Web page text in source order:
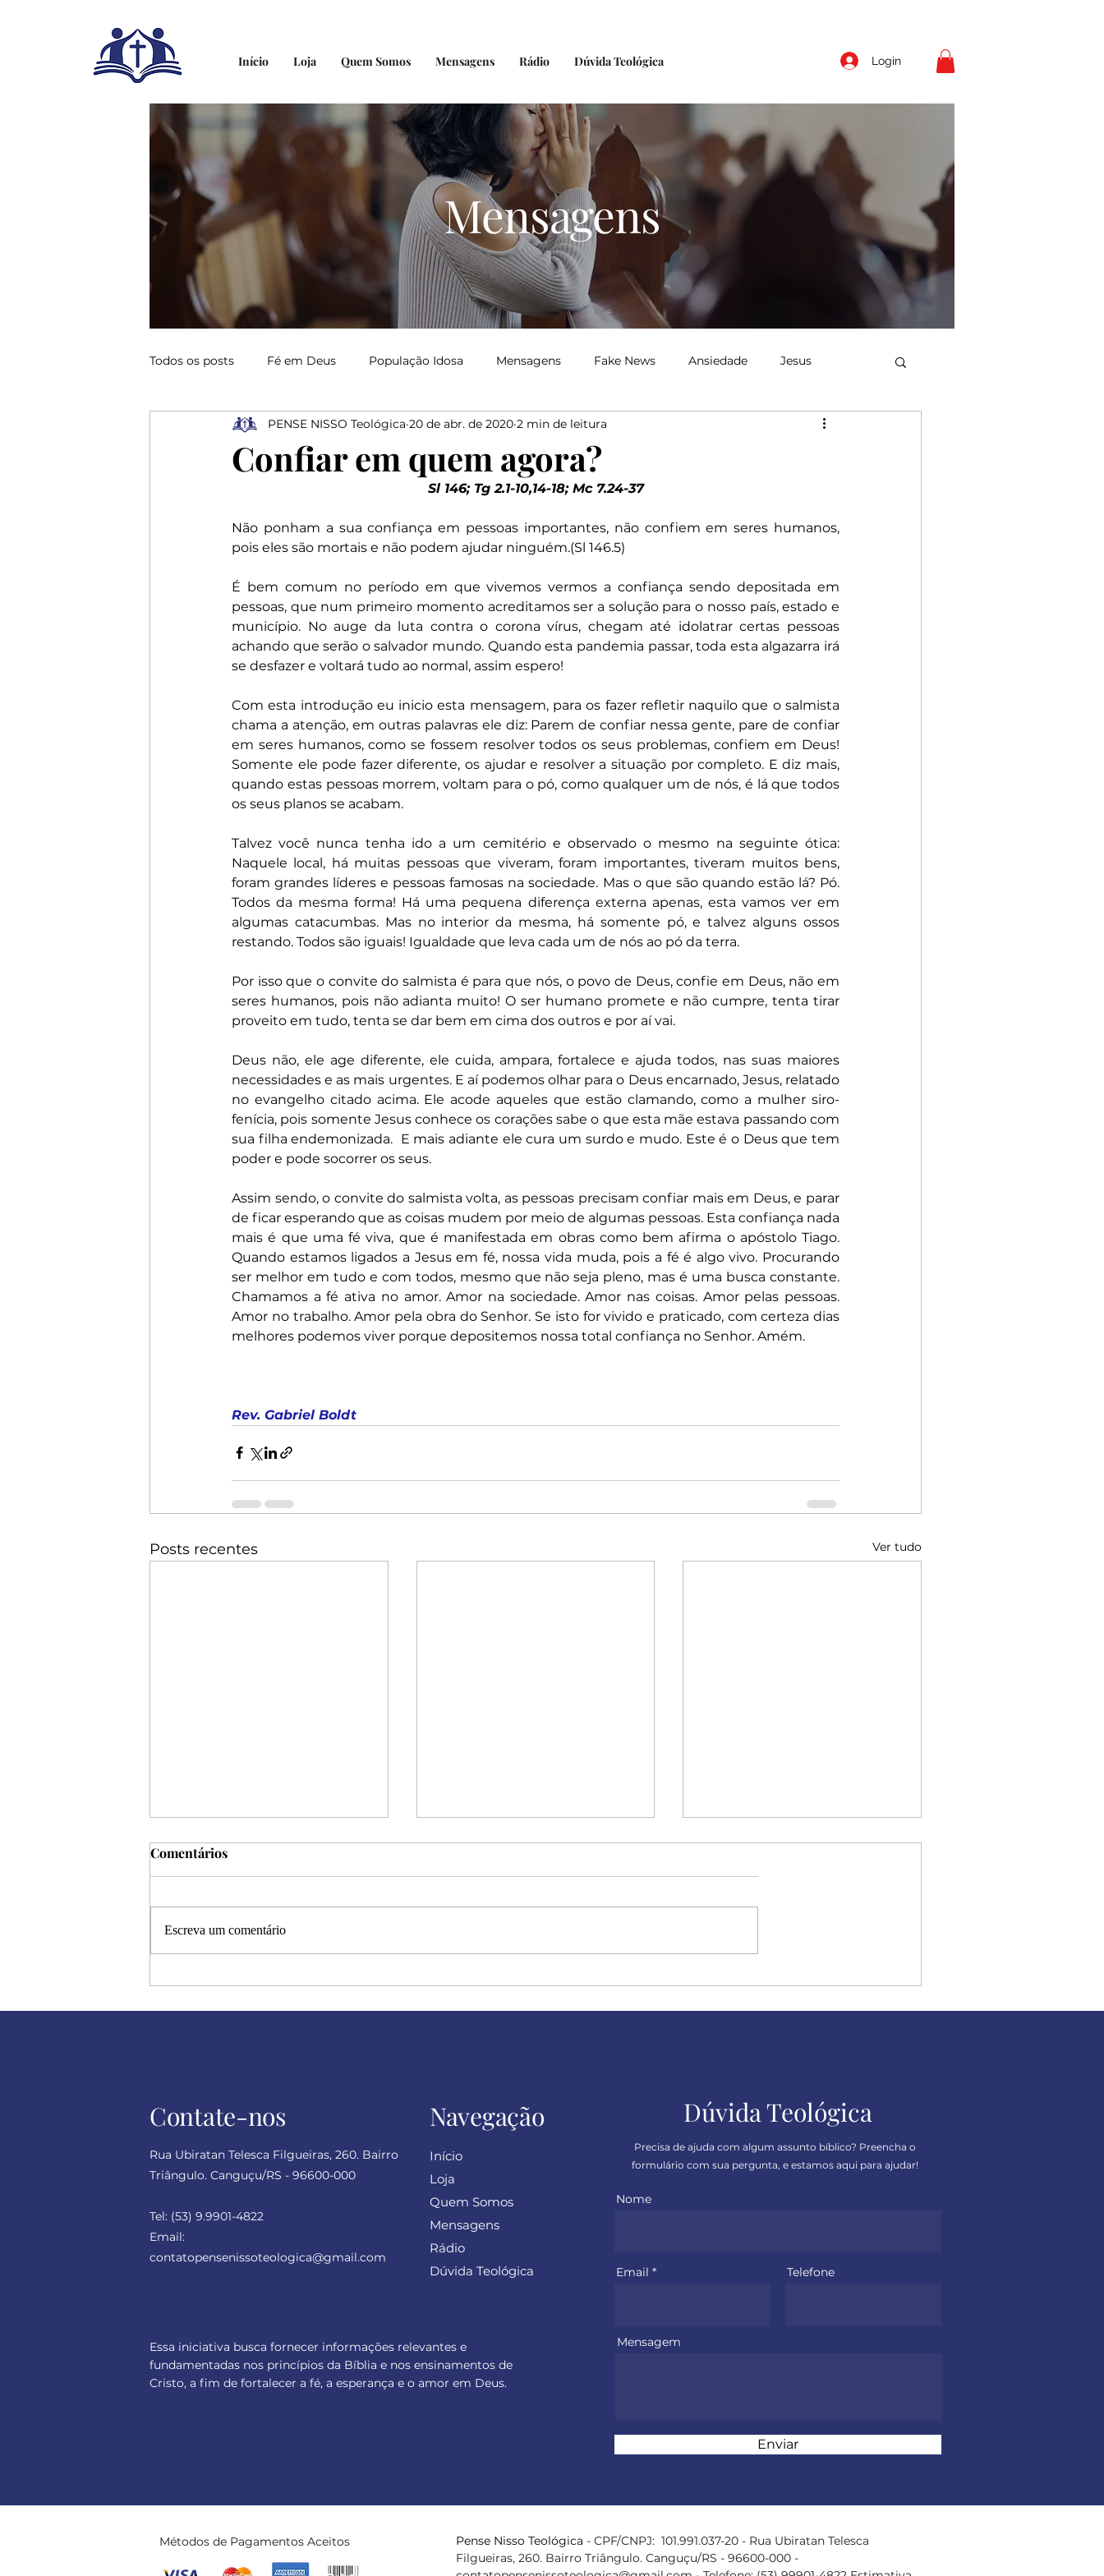
Início Loja Quem Somos Mensagens Rádio Dúvida Teológica Login
Mensagens
Todos os posts Fé em Deus População Idosa Mensagens Fake News Ansiedade Jesus
Ressurreição Depressão Elias Medo Bondade Salmista
Dizer Salomão Proverbios
Confiar em quem agora?
PENSE NISSO Teológica 20 de abr. de 2020 2 min de leitura
Sl 146; Tg 2.1-10,14-18; Mc 7.24-37
Não ponham a sua confiança em pessoas importantes, não confiem em seres humanos,
pois eles são mortais e não podem ajudar ninguém.(Sl 146.5)
É bem comum no período em que vivemos vermos a confiança sendo depositada em
pessoas, que num primeiro momento acreditamos ser a solução para o nosso país, estado e
município. No auge da luta contra o corona vírus, chegam até idolatrar certas pessoas
achando que serão o salvador mundo. Quando esta pandemia passar, toda esta algazarra irá
se desfazer e voltará tudo ao normal, assim espero!
Com esta introdução eu inicio esta mensagem, para os fazer refletir naquilo que o salmista
chama a atenção, em outras palavras ele diz: Parem de confiar nessa gente, pare de confiar
em seres humanos, como se fossem resolver todos os seus problemas, confiem em Deus!
Somente ele pode fazer diferente, os ajudar e resolver a situação por completo. E diz mais,
quando estas pessoas morrem, voltam para o pó, como qualquer um de nós, é lá que todos
os seus planos se acabam.
Talvez você nunca tenha ido a um cemitério e observado o mesmo na seguinte ótica:
Naquele local, há muitas pessoas que viveram, foram importantes, tiveram muitos bens,
foram grandes líderes e pessoas famosas na sociedade. Mas o que são quando estão lá? Pó.
Todos da mesma forma! Há uma pequena diferença externa apenas, esta vamos ver em
algumas catacumbas. Mas no interior da mesma, há somente pó, e talvez alguns ossos
restando. Todos são iguais! Igualdade que leva cada um de nós ao pó da terra.
Por isso que o convite do salmista é para que nós, o povo de Deus, confie em Deus, não em
seres humanos, pois não adianta muito! O ser humano promete e não cumpre, tenta tirar
proveito em tudo, tenta se dar bem em cima dos outros e por aí vai.
Deus não, ele age diferente, ele cuida, ampara, fortalece e ajuda todos, nas suas maiores
necessidades e as mais urgentes. E aí podemos olhar para o Deus encarnado, Jesus, relatado
no evangelho citado acima. Ele acode aqueles que estão clamando, como a mulher siro-
fenícia, pois somente Jesus conhece os corações sabe o que esta mãe estava passando com
sua filha endemonizada.  E mais adiante ele cura um surdo e mudo. Este é o Deus que tem
poder e pode socorrer os seus.
Assim sendo, o convite do salmista volta, as pessoas precisam confiar mais em Deus, e parar
de ficar esperando que as coisas mudem por meio de algumas pessoas. Esta confiança nada
mais é que uma fé viva, que é manifestada em obras como bem afirma o apóstolo Tiago.
Quando estamos ligados a Jesus em fé, nossa vida muda, pois a fé é algo vivo. Procurando
ser melhor em tudo e com todos, mesmo que não seja pleno, mas é uma busca constante.
Chamamos a fé ativa no amor. Amor na sociedade. Amor nas coisas. Amor pelas pessoas.
Amor no trabalho. Amor pela obra do Senhor. Se isto for vivido e praticado, com certeza dias
melhores podemos viver porque depositemos nossa total confiança no Senhor. Amém.
Rev. Gabriel Boldt
Posts recentes Ver tudo
Felicidade!
Comentários
Escreva um comentário
Contate-nos
Rua Ubiratan Telesca Filgueiras, 260. Bairro
Triângulo. Canguçu/RS - 96600-000
Tel: (53) 9.9901-4822
Email:
contatopensenissoteologica@gmail.com
Navegação
Início
Loja
Quem Somos
Mensagens
Rádio
Dúvida Teológica
Essa iniciativa busca fornecer informações relevantes e
fundamentadas nos princípios da Bíblia e nos ensinamentos de
Cristo, a fim de fortalecer a fé, a esperança e o amor em Deus.
Dúvida Teológica
Precisa de ajuda com algum assunto bíblico? Preencha o
formulário com sua pergunta, e estamos aqui para ajudar!
Nome
Email Telefone
Mensagem
Enviar
Métodos de Pagamentos Aceitos Pense Nisso Teológica - CPF/CNPJ: 101.991.037-20 - Rua Ubiratan Telesca
Filgueiras, 260. Bairro Triângulo. Canguçu/RS - 96600-000 -